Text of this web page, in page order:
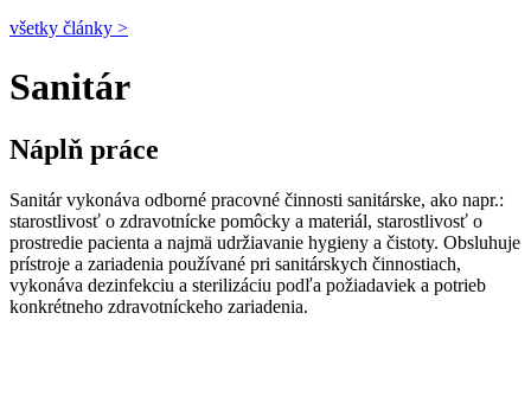
všetky články >
Sanitár
Náplň práce
Sanitár vykonáva odborné pracovné činnosti sanitárske, ako napr.:
starostlivosť o zdravotnícke pomôcky a materiál, starostlivosť o
prostredie pacienta a najmä udržiavanie hygieny a čistoty. Obsluhuje
prístroje a zariadenia používané pri sanitárskych činnostiach,
vykonáva dezinfekciu a sterilizáciu podľa požiadaviek a potrieb
konkrétneho zdravotníckeho zariadenia.